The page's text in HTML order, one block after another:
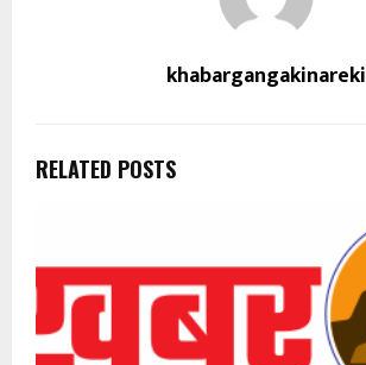
khabargangakinareki
RELATED POSTS